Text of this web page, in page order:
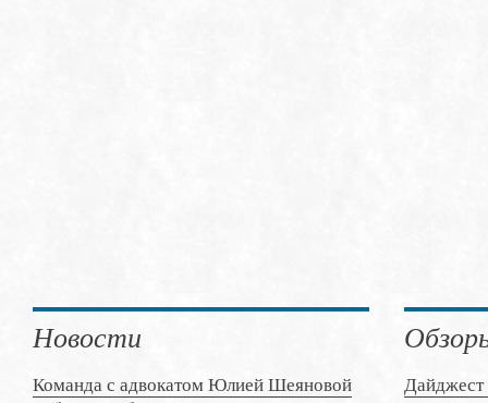
Новости
Команда с адвокатом Юлией Шеяновой
Дайджест